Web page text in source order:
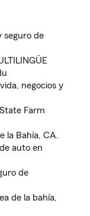
seguro de
negocios y
Farm
la Bahía, CA.
auto en
de
de la bahía,